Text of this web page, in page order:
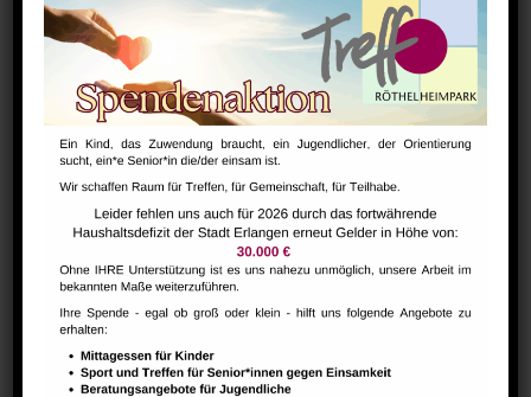
DETAILS
Datum:
18:30 - 20:00
Serien:
Yoga mit tibetischer Tradition (Qiong Gu)
VERANSTALTUNGSORT
Ukulele Treff Gesundheits-Cafe